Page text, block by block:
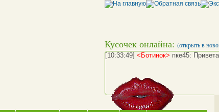
Кусочек онлайна: (открыть в
[10:33:49] <Ботинок> пке45: